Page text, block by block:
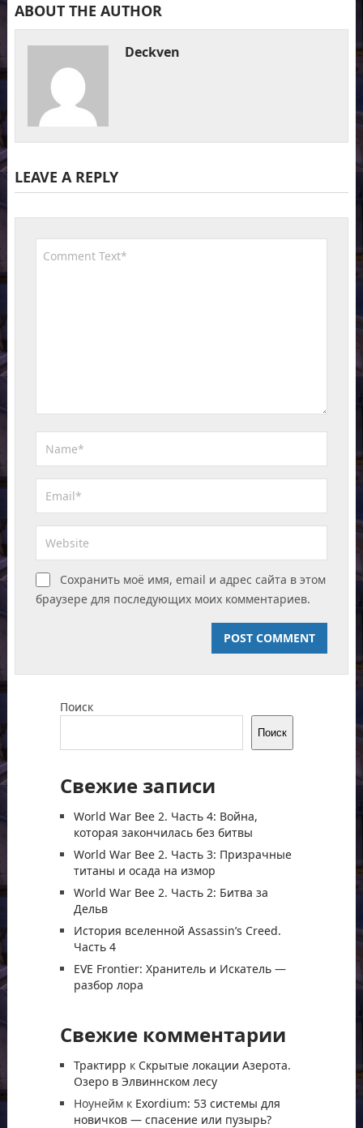
ABOUT THE AUTHOR
Deckven
LEAVE A REPLY
Сохранить моё имя, email и адрес сайта в этом
браузере для последующих моих комментариев.
Поиск
Поиск
Свежие записи
World War Bee 2. Часть 4: Война,
которая закончилась без битвы
World War Bee 2. Часть 3: Призрачные
титаны и осада на измор
World War Bee 2. Часть 2: Битва за
Дельв
История вселенной Assassin’s Creed.
Часть 4
EVE Frontier: Хранитель и Искатель —
разбор лора
Свежие комментарии
Трактирр к Скрытые локации Азерота.
Озеро в Элвиннском лесу
Ноунеймк Exordium: 53 системы для
новичков — спасение или пузырь?